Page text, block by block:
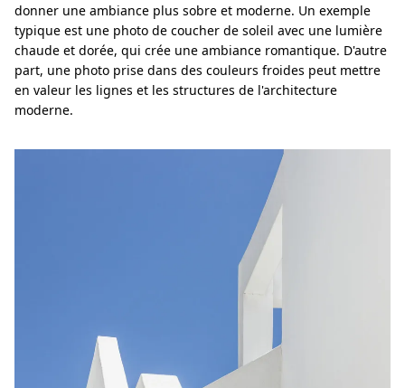
donner une ambiance plus sobre et moderne. Un exemple
typique est une photo de coucher de soleil avec une lumière
chaude et dorée, qui crée une ambiance romantique. D'autre
part, une photo prise dans des couleurs froides peut mettre
en valeur les lignes et les structures de l'architecture
moderne.